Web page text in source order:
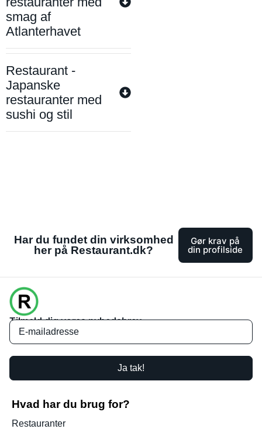
smag af
Atlanterhavet
Restaurant -
Japanske
restauranter med
sushi og stil
Har du fundet din virksomhed
her på Restaurant.dk?
Gør krav på
din profilside
Tilmeld dig vores nyhedsbrev
Ja tak!
Hvad har du brug for?
Restauranter